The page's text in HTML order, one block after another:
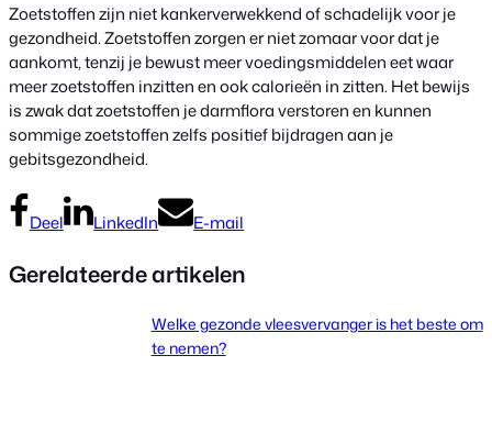
Zoetstoffen zijn niet kankerverwekkend of schadelijk voor je
gezondheid. Zoetstoffen zorgen er niet zomaar voor dat je
aankomt, tenzij je bewust meer voedingsmiddelen eet waar
meer zoetstoffen inzitten en ook calorieën in zitten. Het bewijs
is zwak dat zoetstoffen je darmflora verstoren en kunnen
sommige zoetstoffen zelfs positief bijdragen aan je
gebitsgezondheid.
Deel LinkedIn E-mail
Gerelateerde artikelen
Welke gezonde vleesvervanger is het beste om
te nemen?